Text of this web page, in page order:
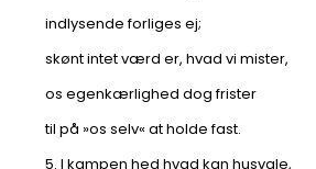
indlysende forliges ej;
skønt intet værd er, hvad vi mister,
os egenkærlighed dog frister
til på »os selv« at holde fast.
5. I kampen hed hvad kan husvale,